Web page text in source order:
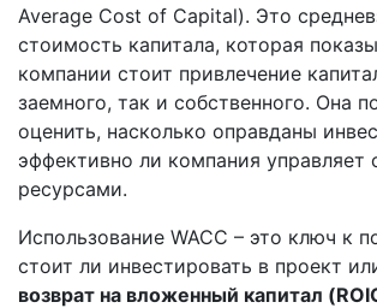
Average Cost of Capital). Это
стоимость капитала, которая
компании стоит привлечение
заемного, так и собственного. Она
оценить, насколько оправданы
эффективно ли компания управляет
ресурсами.
Использование WACC – это ключ к
стоит ли инвестировать в проект
возврат на вложенный капитал